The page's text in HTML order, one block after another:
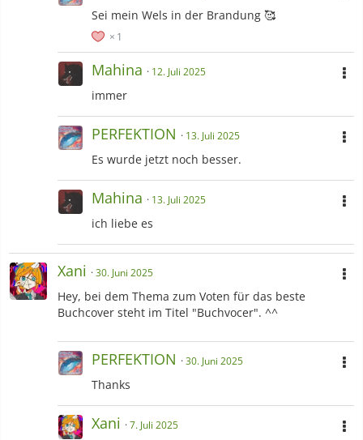
Sei mein Wels in der Brandung 🥰
1
Mahina 12. Juli 2025
immer
PERFEKTION 13. Juli 2025
Es wurde jetzt noch besser.
Mahina 13. Juli 2025
ich liebe es
Xani 30. Juni 2025
Hey, bei dem Thema zum Voten für das beste
Buchcover steht im Titel "Buchvocer". ^^
PERFEKTION 30. Juni 2025
Thanks
Xani 7. Juli 2025